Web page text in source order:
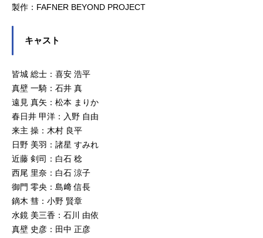
製作：FAFNER BEYOND PROJECT
キャスト
皆城 総士：喜安 浩平
真壁 一騎：石井 真
遠見 真矢：松本 まりか
春日井 甲洋：入野 自由
来主 操：木村 良平
日野 美羽：諸星 すみれ
近藤 剣司：白石 稔
西尾 里奈：白石 涼子
御門 零央：島﨑 信長
鏑木 彗：小野 賢章
水鏡 美三香：石川 由依
真壁 史彦：田中 正彦